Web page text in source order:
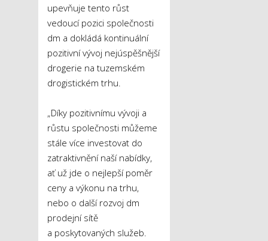
upevňuje tento růst
vedoucí pozici společnosti
dm a dokládá kontinuální
pozitivní vývoj nejúspěšnější
drogerie na tuzemském
drogistickém trhu.
„Díky pozitivnímu vývoji a
růstu společnosti můžeme
stále více investovat do
zatraktivnění naší nabídky,
ať už jde o nejlepší poměr
ceny a výkonu na trhu,
nebo o další rozvoj dm
prodejní sítě
a poskytovaných služeb.